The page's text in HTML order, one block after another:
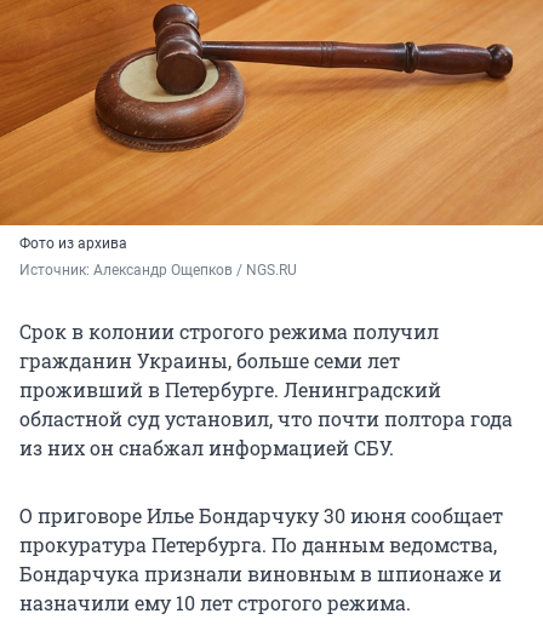
Фото из архива
Источник: Александр Ощепков / NGS.RU
Срок в колонии строгого режима получил
гражданин Украины, больше семи лет
проживший в Петербурге. Ленинградский
областной суд установил, что почти полтора года
из них он снабжал информацией СБУ.
О приговоре Илье Бондарчуку 30 июня сообщает
прокуратура Петербурга. По данным ведомства,
Бондарчука признали виновным в шпионаже и
назначили ему 10 лет строгого режима.